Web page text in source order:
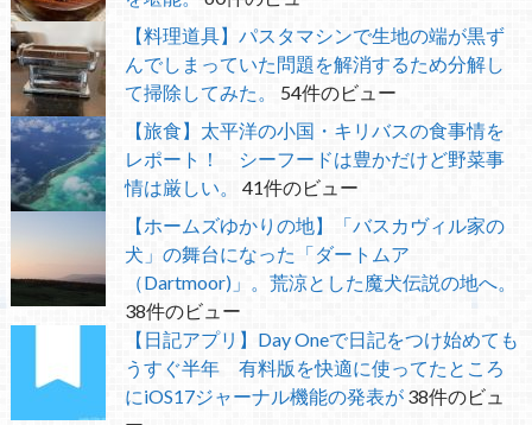
【料理道具】パスタマシンで生地の端が黒ず
んでしまっていた問題を解消するため分解し
て掃除してみた。
54件のビュー
【旅食】太平洋の小国・キリバスの食事情を
レポート！ シーフードは豊かだけど野菜事
情は厳しい。
41件のビュー
【ホームズゆかりの地】「バスカヴィル家の
犬」の舞台になった「ダートムア
（Dartmoor)」。荒涼とした魔犬伝説の地へ。
38件のビュー
【日記アプリ】Day Oneで日記をつけ始めても
うすぐ半年 有料版を快適に使ってたところ
にiOS17ジャーナル機能の発表が 38件のビュ